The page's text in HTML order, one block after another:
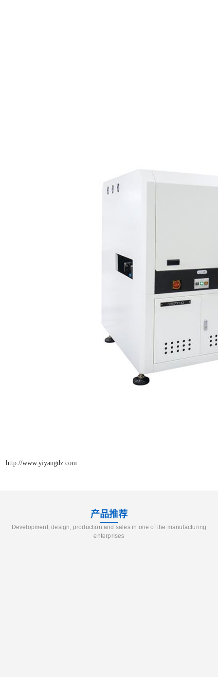
http://www.yiyangdz.com
产品推荐
Development, design, production and sales in one of the manufacturing
enterprises